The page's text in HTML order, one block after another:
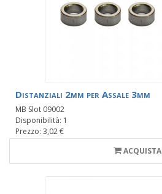
Distanziali 2mm per Assale 3mm
MB Slot 09002
Disponibilità: 1
Prezzo: 3,02 €
ACQUISTA